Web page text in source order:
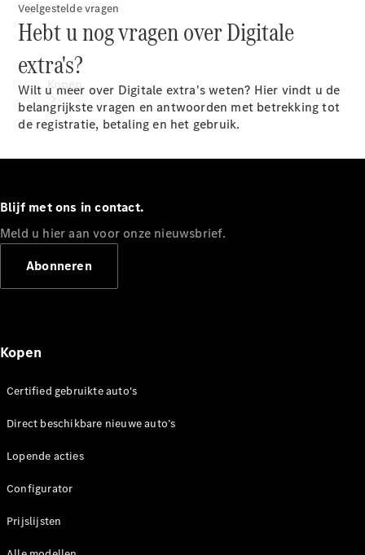
Kopen
Direct
beschikbare
nieuwe
auto’s
Certified
auto's
en prijzen
brochures
Veelgestelde vragen
Hebt u nog vragen over Digitale
extra's?
Wilt u meer over Digitale extra's weten? Hier vindt u de
belangrijkste vragen en antwoorden met betrekking tot
de registratie, betaling en het gebruik.
Blijf met ons in contact.
Meld u hier aan voor onze nieuwsbrief.
Abonneren
Kopen
Certified gebruikte auto's
Direct beschikbare nieuwe auto’s
Lopende acties
Configurator
Prijslijsten